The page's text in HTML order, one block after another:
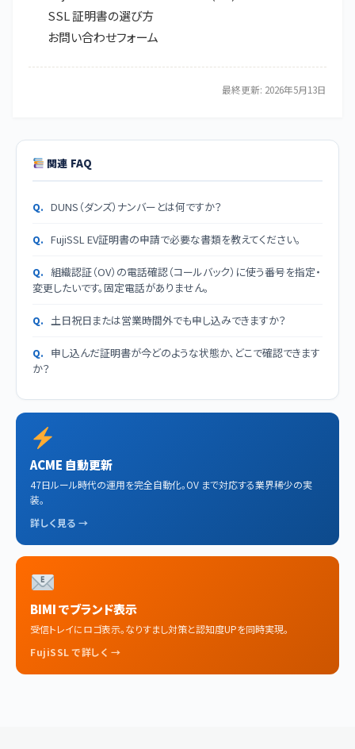
関連 FAQ
DUNS（ダンズ）ナンバーとは何ですか？
FujiSSL EV証明書の申請で必要な書類を教えてください。
組織認証（OV）の電話確認（コールバック）に使う番号を指定・
変更したいです。固定電話がありません。
土日祝日または営業時間外でも申し込みできますか？
申し込んだ証明書が今どのような状態か、どこで確認できます
か？
ACME 自動更新
47日ルール時代の運用を完全自動化。OV まで対応する業界稀少の実
装。
詳しく見る →
BIMI でブランド表示
受信トレイにロゴ表示。なりすまし対策と認知度UPを同時実現。
FujiSSL で詳しく →
SSL 証明書の選び方
お問い合わせフォーム
最終更新: 2026年5月13日